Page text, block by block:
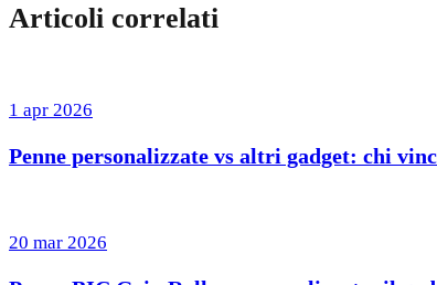
Articoli correlati
1 apr 2026
Penne personalizzate vs altri gadget: chi
20 mar 2026